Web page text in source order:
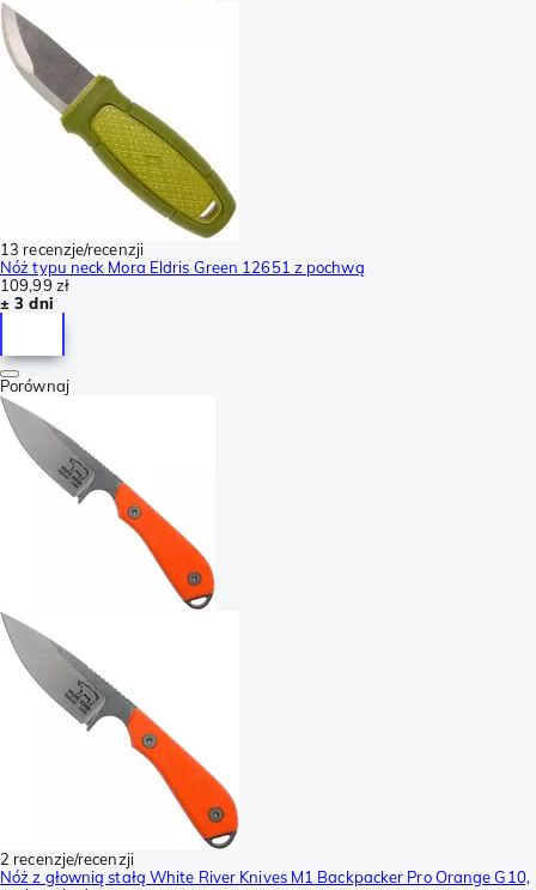
13 recenzje/recenzji
Nóż typu neck Mora Eldris Green 12651 z pochwą
109,99 zł
± 3 dni
Porównaj
2 recenzje/recenzji
Nóż z głownią stałą White River Knives M1 Backpacker Pro Orange G10,